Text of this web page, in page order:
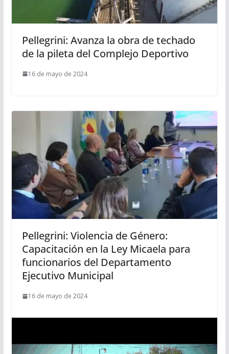
Pellegrini: Avanza la obra de techado
de la pileta del Complejo Deportivo
16 de mayo de 2024
Pellegrini: Violencia de Género:
Capacitación en la Ley Micaela para
funcionarios del Departamento
Ejecutivo Municipal
16 de mayo de 2024